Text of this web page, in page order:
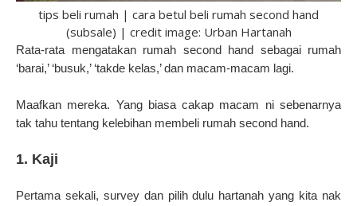
tips beli rumah | cara betul beli rumah second hand
(subsale) | credit image: Urban Hartanah
Rata-rata mengatakan rumah second hand sebagai rumah
‘barai,’ ‘busuk,’ ‘takde kelas,’ dan macam-macam lagi.
Maafkan mereka. Yang biasa cakap macam ni sebenarnya
tak tahu tentang kelebihan membeli rumah second hand.
1. Kaji
Pertama sekali, survey dan pilih dulu hartanah yang kita nak